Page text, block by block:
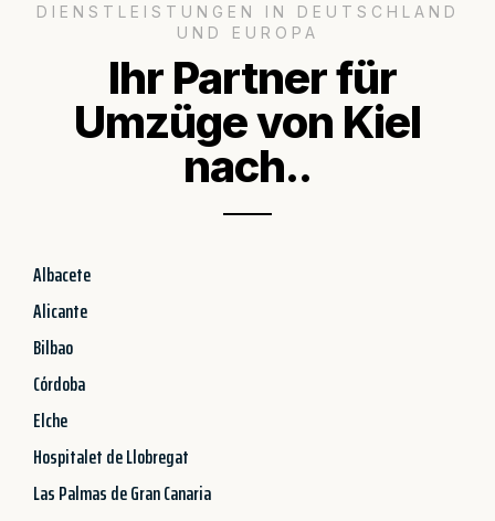
DIENSTLEISTUNGEN IN DEUTSCHLAND
UND EUROPA
Ihr Partner für
Umzüge von Kiel
nach..
Albacete
Alicante
Bilbao
Córdoba
Elche
Hospitalet de Llobregat
Las Palmas de Gran Canaria